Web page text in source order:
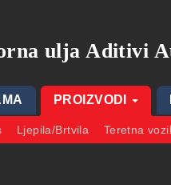
ulja Aditivi
PROIZVODI
Ljepila/Brtvila Teretna